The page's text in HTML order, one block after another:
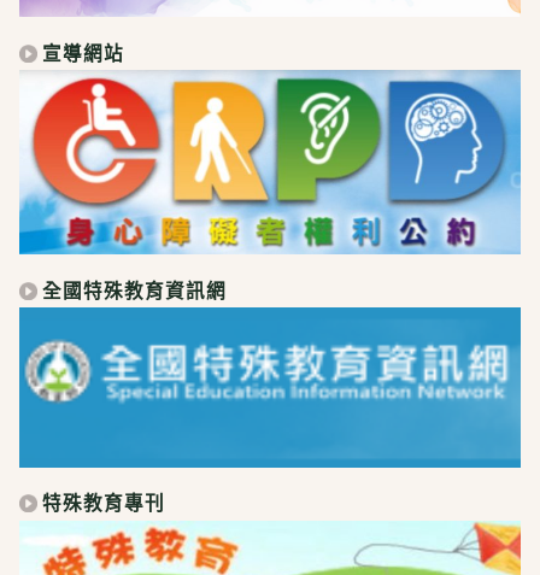
宣導網站
全國特殊教育資訊網
特殊教育專刊